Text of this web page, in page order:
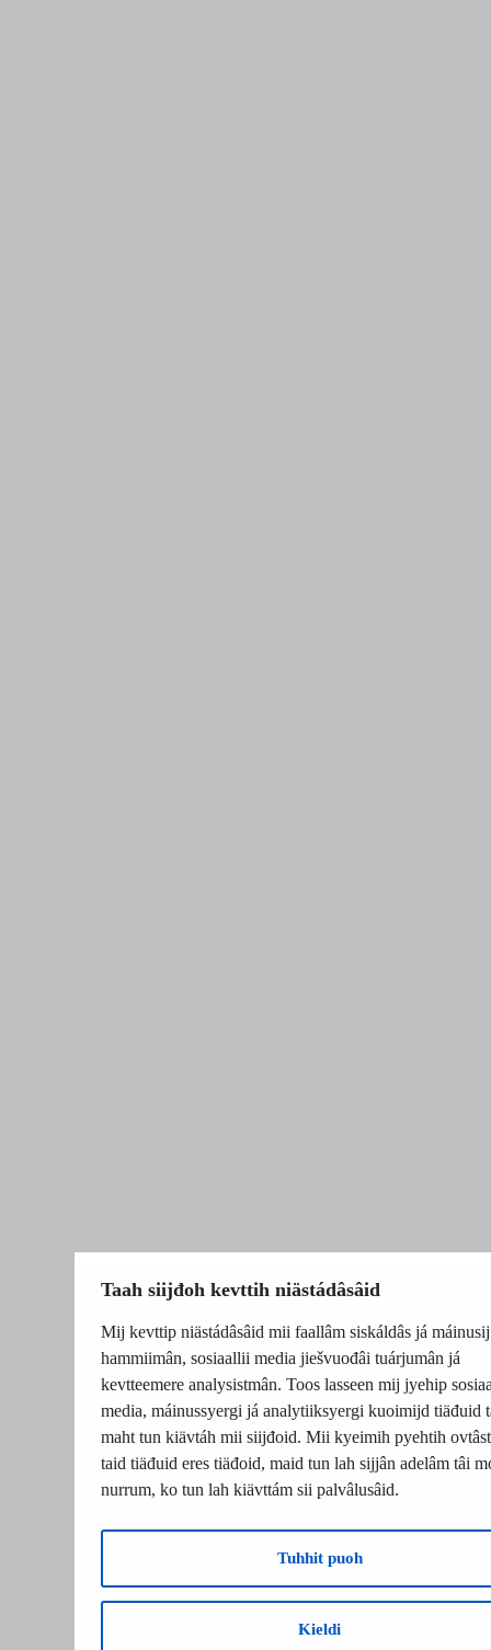
Taah siijđoh kevttih niästádâsâid
Mij kevttip niästádâsâid mii faallâm siskáldâs já máinusij
hammiimân, sosiaallii media jiešvuođâi tuárjumân já
kevtteemere analysistmân. Toos lasseen mij jyehip
media, máinussyergi já analytiiksyergi kuoimijd tiäđuid
maht tun kiävtáh mii siijđoid. Mii kyeimih pyehtih
taid tiäđuid eres tiäđoid, maid tun lah sijjân adelâm tâi
nurrum, ko tun lah kiävttám sii palvâlusâid.
Tuhhit puoh
Kieldi